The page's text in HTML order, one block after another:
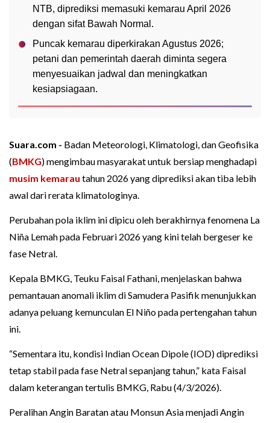
NTB, diprediksi memasuki kemarau April 2026
dengan sifat Bawah Normal.
Puncak kemarau diperkirakan Agustus 2026;
petani dan pemerintah daerah diminta segera
menyesuaikan jadwal dan meningkatkan
kesiapsiagaan.
Suara.com - Badan Meteorologi, Klimatologi, dan Geofisika
(BMKG) mengimbau masyarakat untuk bersiap menghadapi
musim kemarau tahun 2026 yang diprediksi akan tiba lebih
awal dari rerata klimatologinya.
Perubahan pola iklim ini dipicu oleh berakhirnya fenomena La
Niña Lemah pada Februari 2026 yang kini telah bergeser ke
fase Netral.
Kepala BMKG, Teuku Faisal Fathani, menjelaskan bahwa
pemantauan anomali iklim di Samudera Pasifik menunjukkan
adanya peluang kemunculan El Niño pada pertengahan tahun
ini.
“Sementara itu, kondisi Indian Ocean Dipole (IOD) diprediksi
tetap stabil pada fase Netral sepanjang tahun,” kata Faisal
dalam keterangan tertulis BMKG, Rabu (4/3/2026).
Peralihan Angin Baratan atau Monsun Asia menjadi Angin